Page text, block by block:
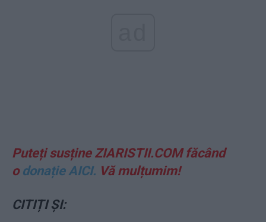
Puteți susține ZIARISTII.COM făcând
o donație AICI. Vă mulțumim!
CITIȚI ȘI: